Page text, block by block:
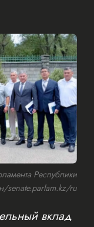
Республики
senate.parlam.kz/ru
вклад